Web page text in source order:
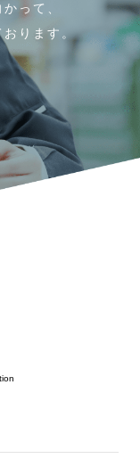
って、
おります。